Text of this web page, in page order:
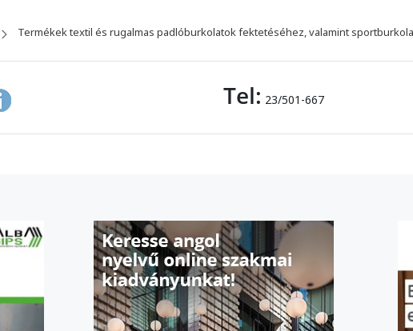
Termékek textil és rugalmas padlóburkolatok fektetéséhez, valamint
Tel: 23/501-667